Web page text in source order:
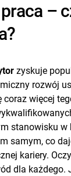
–
zyskuje
rozwój
coraz więcej
stanowisku w
samym, co
kariery.
dla każdego.